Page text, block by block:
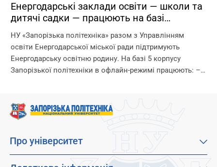
Енергодарські заклади освіти — школи та
дитячі садки — працюють на базі
Запорізької політехніки!
НУ «Запорізька політехніка» разом з Управлінням
освіти Енергодарської міської ради підтримують
Енергодарську освітню родину. На базі 5 корпусу
Запорізької політехніки в офлайн-режимі працюють: –
Про університет
Місія, візія та цінності